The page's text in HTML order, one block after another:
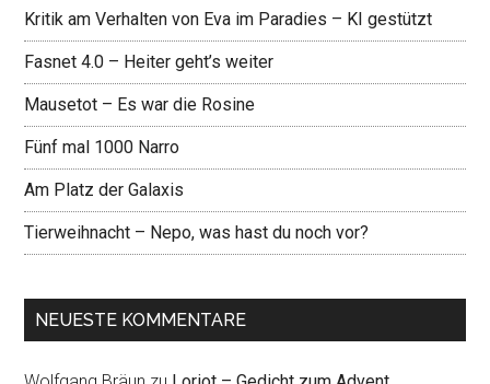
Kritik am Verhalten von Eva im Paradies – KI gestützt
Fasnet 4.0 – Heiter geht’s weiter
Mausetot – Es war die Rosine
Fünf mal 1000 Narro
Am Platz der Galaxis
Tierweihnacht – Nepo, was hast du noch vor?
NEUESTE KOMMENTARE